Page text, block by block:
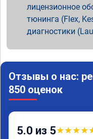
лицензионное
тюнинга (Flex,
диагностики
Отзывы о нас:
850 оценок
5.0 из 5★★★★